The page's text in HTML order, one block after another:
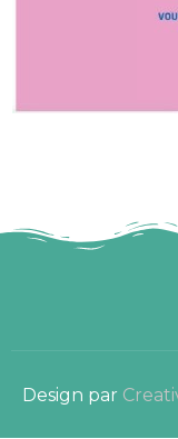
Design par